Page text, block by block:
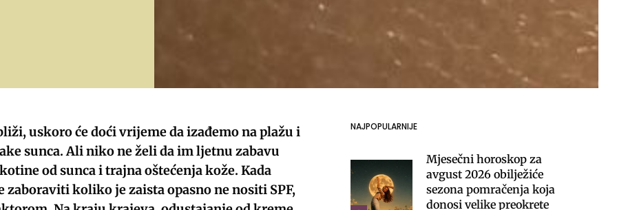
uskoro će doći vrijeme da izađemo na plažu i
sunca. Ali niko ne želi da im ljetnu zabavu
od sunca i trajna oštećenja kože. Kada
zaboraviti koliko je zaista opasno ne nositi SPF,
NAJPOPULARNIJE
Mjesečni horoskop za
avgust 2026 obilježiće
sezona pomračenja koja
donosi velike preokrete